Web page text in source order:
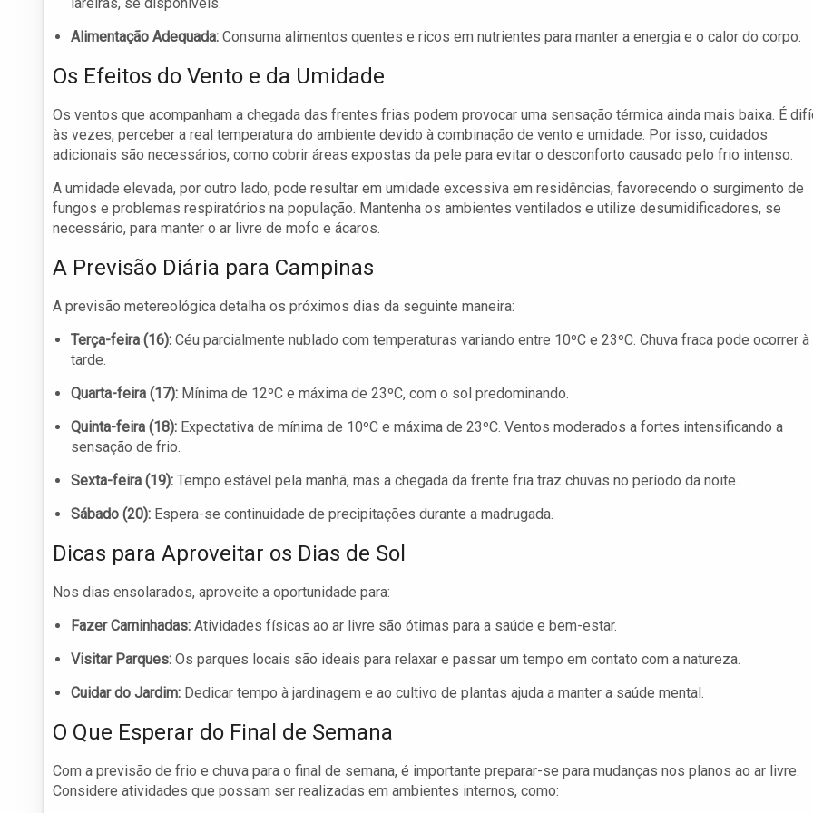
lareiras, se disponíveis.
Alimentação Adequada: Consuma alimentos quentes e ricos em nutrientes para manter a energia e o calor do corpo.
Os Efeitos do Vento e da Umidade
Os ventos que acompanham a chegada das frentes frias podem provocar uma sensação térmica ainda mais baixa. É
às vezes, perceber a real temperatura do ambiente devido à combinação de vento e umidade. Por isso, cuidados
adicionais são necessários, como cobrir áreas expostas da pele para evitar o desconforto causado pelo frio intenso.
A umidade elevada, por outro lado, pode resultar em umidade excessiva em residências, favorecendo o surgimento de
fungos e problemas respiratórios na população. Mantenha os ambientes ventilados e utilize desumidificadores, se
necessário, para manter o ar livre de mofo e ácaros.
A Previsão Diária para Campinas
A previsão metereológica detalha os próximos dias da seguinte maneira:
Terça-feira (16): Céu parcialmente nublado com temperaturas variando entre 10ºC e 23ºC. Chuva fraca pode ocorrer à
tarde.
Quarta-feira (17): Mínima de 12ºC e máxima de 23ºC, com o sol predominando.
Quinta-feira (18): Expectativa de mínima de 10ºC e máxima de 23ºC. Ventos moderados a fortes intensificando a
sensação de frio.
Sexta-feira (19): Tempo estável pela manhã, mas a chegada da frente fria traz chuvas no período da noite.
Sábado (20): Espera-se continuidade de precipitações durante a madrugada.
Dicas para Aproveitar os Dias de Sol
Nos dias ensolarados, aproveite a oportunidade para:
Fazer Caminhadas: Atividades físicas ao ar livre são ótimas para a saúde e bem-estar.
Visitar Parques: Os parques locais são ideais para relaxar e passar um tempo em contato com a natureza.
Cuidar do Jardim: Dedicar tempo à jardinagem e ao cultivo de plantas ajuda a manter a saúde mental.
O Que Esperar do Final de Semana
Com a previsão de frio e chuva para o final de semana, é importante preparar-se para mudanças nos planos ao ar livre.
Considere atividades que possam ser realizadas em ambientes internos, como: